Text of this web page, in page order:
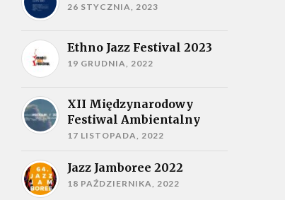
26 STYCZNIA, 2023
Ethno Jazz Festival 2023
19 GRUDNIA, 2022
XII Międzynarodowy
Festiwal Ambientalny
17 LISTOPADA, 2022
Jazz Jamboree 2022
18 PAŹDZIERNIKA, 2022